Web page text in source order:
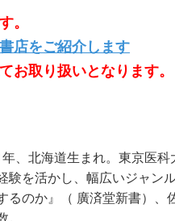
。
店をご紹介します
お取り扱いとなります。
、北海道生まれ。東京医科
を活かし、幅広いジャン
るのか』（ 廣済堂新書）、
。